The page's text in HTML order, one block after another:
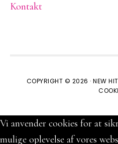
Kontakt
COPYRIGHT © 2026 · NEW
Vi anvender cookies for at
mulige oplevelse af vores